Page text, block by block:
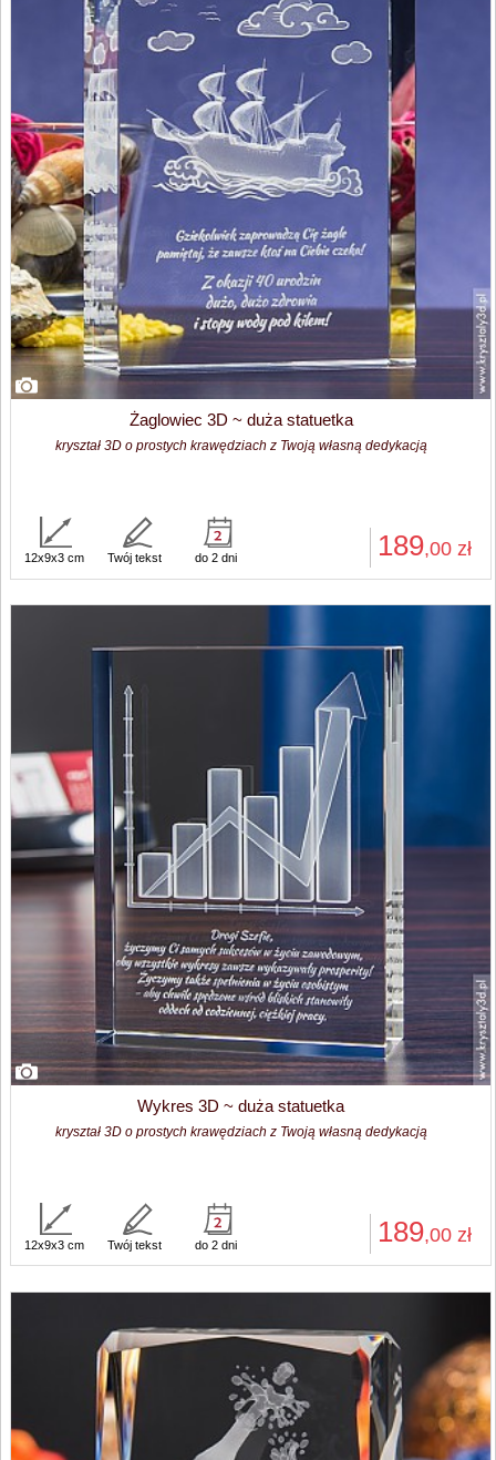
Żaglowiec 3D ~ duża statuetka
kryształ 3D o prostych krawędziach z Twoją własną dedykacją
189,00 zł
12x9x3 cm Twój tekst do 2 dni
Wykres 3D ~ duża statuetka
kryształ 3D o prostych krawędziach z Twoją własną dedykacją
189,00 zł
12x9x3 cm Twój tekst do 2 dni